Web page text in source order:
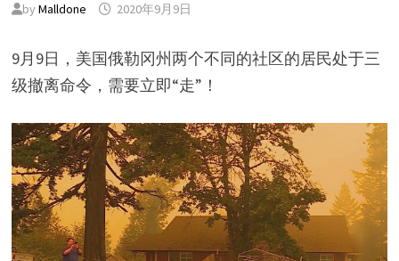
by Malldone 2020年9月9日
9月9日，美国俄勒冈州两个不同的社区的居民处于三
级撤离命令，需要立即“走”！